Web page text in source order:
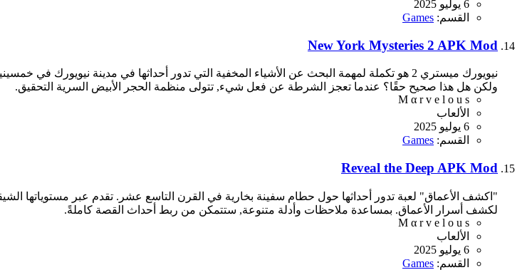
6 يوليو 2025
القسم: Games
New York Mysteries 2 APK Mod
نيويورك ميستري 2 هو تكملة لمهمة البحث عن الأشياء المخفية التي تدور أحداثها في مدينة
ولكن هل هذا صحيح حقًا؟ عندما تعجز الشرطة عن فعل شيء, تتولى منظمة الحجر الأبيض السرية التحقيق.
M α r v e l o u s
الألعاب
6 يوليو 2025
القسم: Games
Reveal the Deep APK Mod
"اكشف الأعماق" لعبة تدور أحداثها حول حطام سفينة بخارية في القرن التاسع عشر. تقدم عبر مستوياتها
لكشف أسرار الأعماق. بمساعدة ملاحظات وأدلة متنوعة, ستتمكن من ربط أحداث القصة كاملةً.
M α r v e l o u s
الألعاب
6 يوليو 2025
القسم: Games